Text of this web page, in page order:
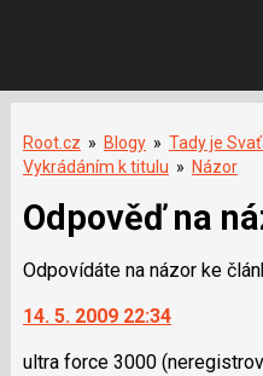
Root.cz » Blogy » Tady je
Vykrádáním k titulu » Názor
Odpověď na
Odpovídáte na názor ke
14. 5. 2009 22:34
ultra force 3000